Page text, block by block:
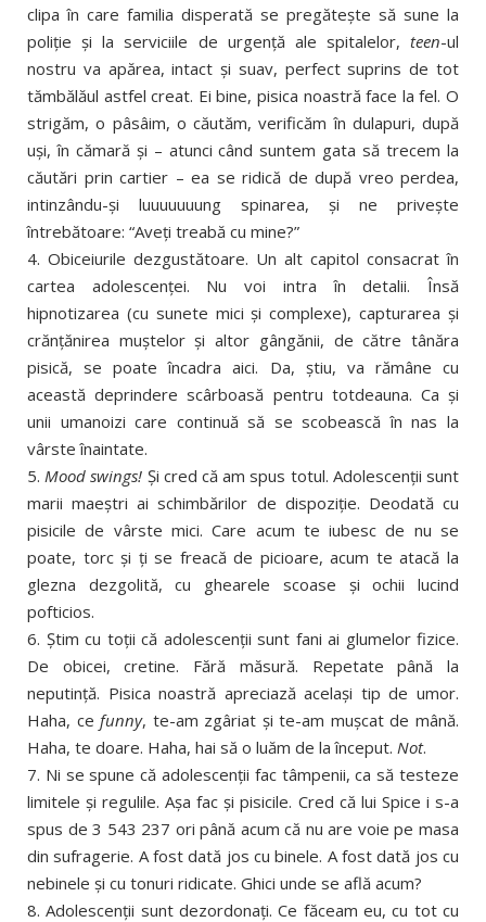
clipa în care familia disperată se pregăteşte să sune la
poliţie şi la serviciile de urgenţă ale spitalelor, teen-ul
nostru va apărea, intact şi suav, perfect suprins de tot
tămbălăul astfel creat. Ei bine, pisica noastră face la fel. O
strigăm, o pâsâim, o căutăm, verificăm în dulapuri, după
uşi, în cămară şi – atunci când suntem gata să trecem la
căutări prin cartier – ea se ridică de după vreo perdea,
intinzându-şi luuuuuuung spinarea, şi ne priveşte
întrebătoare: “Aveţi treabă cu mine?”
4. Obiceiurile dezgustătoare. Un alt capitol consacrat în
cartea adolescenţei. Nu voi intra în detalii. Însă
hipnotizarea (cu sunete mici şi complexe), capturarea şi
crănţănirea muştelor şi altor gângănii, de către tânăra
pisică, se poate încadra aici. Da, ştiu, va rămâne cu
această deprindere scârboasă pentru totdeauna. Ca şi
unii umanoizi care continuă să se scobească în nas la
vârste înaintate.
5.Mood swings! Şi cred că am spus totul. Adolescenţii sunt
marii maeştri ai schimbărilor de dispoziţie. Deodată cu
pisicile de vârste mici. Care acum te iubesc de nu se
poate, torc şi ţi se freacă de picioare, acum te atacă la
glezna dezgolită, cu ghearele scoase şi ochii lucind
pofticios.
6. Ştim cu toţii că adolescenţii sunt fani ai glumelor fizice.
De obicei, cretine. Fără măsură. Repetate până la
neputinţă. Pisica noastră apreciază acelaşi tip de umor.
Haha, cefunny, te-am zgâriat şi te-am muşcat de mână.
Haha, te doare. Haha, hai să o luăm de la început. Not.
7. Ni se spune că adolescenţii fac tâmpenii, ca să testeze
limitele şi regulile. Aşa fac şi pisicile. Cred că lui Spice i s-a
spus de 3 543 237 ori până acum că nu are voie pe masa
din sufragerie. A fost dată jos cu binele. A fost dată jos cu
nebinele şi cu tonuri ridicate. Ghici unde se află acum?
8. Adolescenţii sunt dezordonaţi. Ce făceam eu, cu tot cu